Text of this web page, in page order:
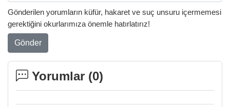
Gönderilen yorumların küfür, hakaret ve suç unsuru içermemesi
gerektiğini okurlarımıza önemle hatırlatırız!
Gönder
Yorumlar (0)